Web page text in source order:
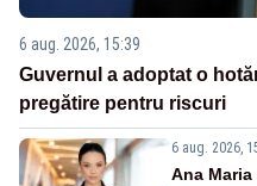
6 aug. 2026, 15:39
Guvernul a adoptat o
pregătire pentru riscuri
6 aug. 2026,
Ana